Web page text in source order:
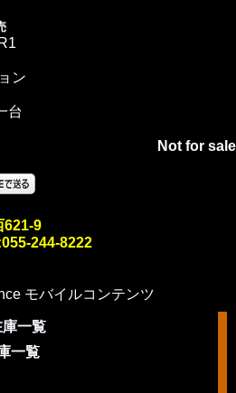
ン
台
Not for sale
621-9
244-8222
モバイルコンテンツ
庫一覧
一覧